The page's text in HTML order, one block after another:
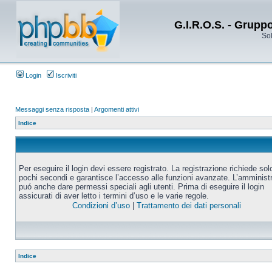
G.I.R.O.S. -
Login Iscriviti
Messaggi senza risposta | Argomenti attivi
Indice
Per eseguire il login devi essere registrato. La registrazione richiede
pochi secondi e garantisce l’accesso alle funzioni avanzate.
puó anche dare permessi speciali agli utenti. Prima di eseguire il login
assicurati di aver letto i termini d’uso e le varie regole.
Condizioni d’uso| Trattamento dei dati personali
Indice